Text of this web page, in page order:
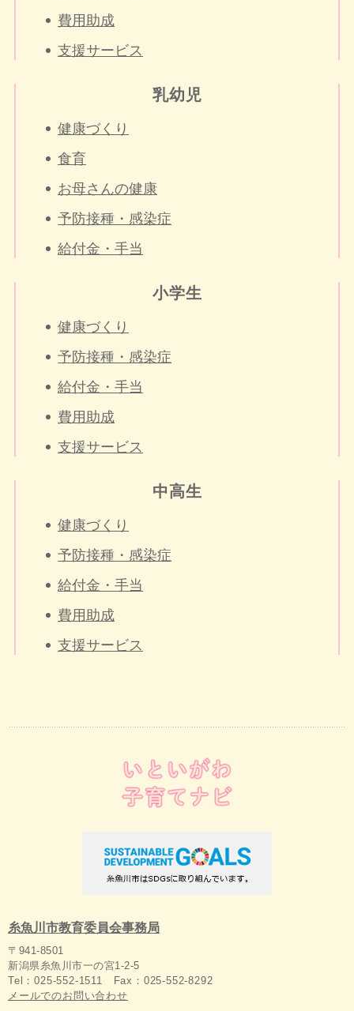
費用助成
支援サービス
乳幼児
健康づくり
食育
お母さんの健康
予防接種・感染症
給付金・手当
小学生
健康づくり
予防接種・感染症
給付金・手当
費用助成
支援サービス
中高生
健康づくり
予防接種・感染症
給付金・手当
費用助成
支援サービス
糸魚川市教育委員会事務局
〒941-8501
新潟県糸魚川市一の宮1-2-5
Tel：025-552-1511 Fax：025-552-8292
メールでのお問い合わせ